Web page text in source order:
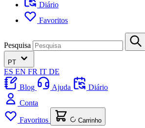
Diário
Favoritos
Pesquisa
PT
ES EN FR IT DE
Blog
Ajuda
Diário
Conta
Favoritos Carrinho